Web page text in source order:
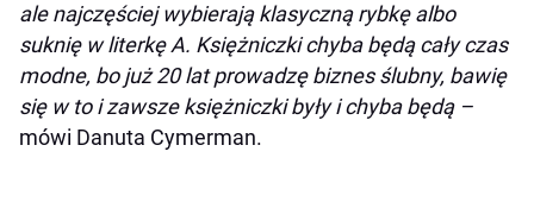
ale najczęściej wybierają klasyczną rybkę albo
suknię w literkę A. Księżniczki chyba będą cały czas
modne, bo już 20 lat prowadzę biznes ślubny, bawię
się w to i zawsze księżniczki były i chyba będą –
mówi Danuta Cymerman.